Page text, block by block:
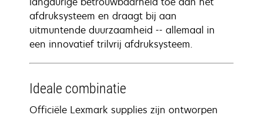
afdruksysteem en draagt bij aan
uitmuntende duurzaamheid -- allemaal in
een innovatief trilvrij afdruksysteem.
Ideale combinatie
Officiële Lexmark supplies zijn ontworpen